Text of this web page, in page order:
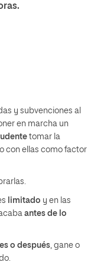
y subvenciones al
en marcha un
tomar la
con ellas como factor
limitado y en las
antes de lo
o después, gane o